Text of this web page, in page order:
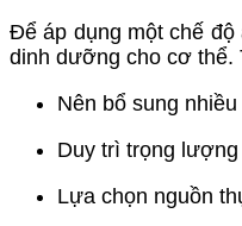
Để áp dụng một chế độ
dinh dưỡng cho cơ thể.
Nên bổ sung
Duy trì trọng
Lựa chọn nguồn